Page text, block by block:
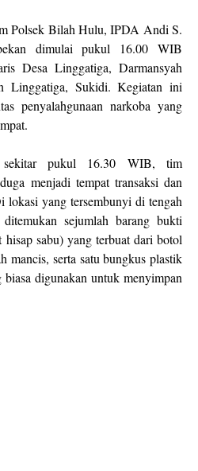
Polsek Bilah Hulu, IPDA Andi S.
dimulai pukul 16.00 WIB
Desa Linggatiga, Darmansyah
Linggatiga, Sukidi. Kegiatan ini
penyalahgunaan narkoba yang
sekitar pukul 16.30 WIB, tim
menjadi tempat transaksi dan
lokasi yang tersembunyi di tengah
sejumlah barang bukti
sabu) yang terbuat dari botol
mancis, serta satu bungkus plastik
digunakan untuk menyimpan